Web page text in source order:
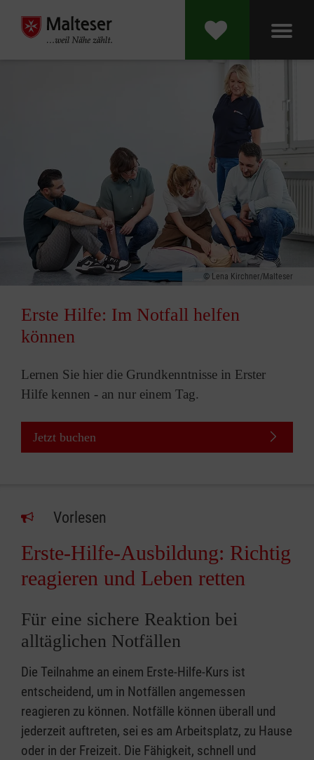
Lena Kirchner/Malteser
Erste Hilfe: Im Notfall helfen
können
Lernen Sie hier die Grundkenntnisse in Erster
Hilfe kennen - an nur einem Tag.
Jetzt buchen
Vorlesen
Erste-Hilfe-Ausbildung: Richtig
reagieren und Leben retten
Für eine sichere Reaktion bei
alltäglichen Notfällen
Die Teilnahme an einem Erste-Hilfe-Kurs ist
entscheidend, um in Notfällen angemessen
reagieren zu können. Notfälle können überall und
jederzeit auftreten, sei es am Arbeitsplatz, zu Hause
oder in der Freizeit. Die Fähigkeit, schnell und